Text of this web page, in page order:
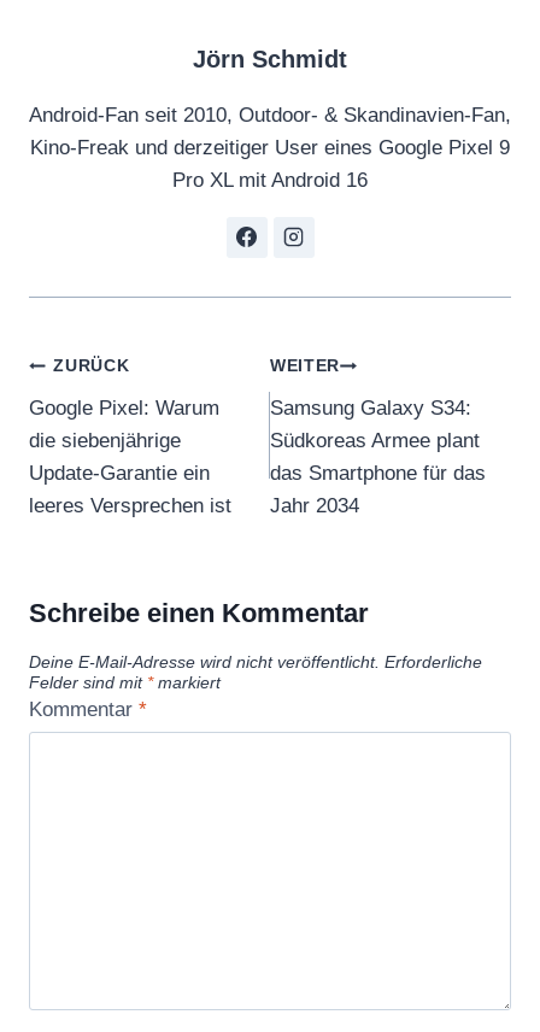
Jörn Schmidt
Android-Fan seit 2010, Outdoor- & Skandinavien-Fan,
Kino-Freak und derzeitiger User eines Google Pixel 9
Pro XL mit Android 16
Beitragsnavigation
ZURÜCK
Google Pixel: Warum
die siebenjährige
Update-Garantie ein
leeres Versprechen ist
WEITER
Samsung Galaxy S34:
Südkoreas Armee plant
das Smartphone für das
Jahr 2034
Schreibe einen Kommentar
Deine E-Mail-Adresse wird nicht veröffentlicht. Erforderliche
Felder sind mit *markiert
Kommentar *